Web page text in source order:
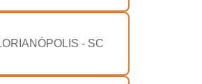
- SC